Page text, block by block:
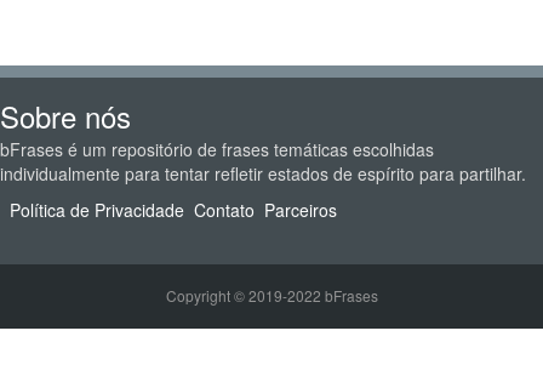
Sobre nós
bFrases é um repositório de frases temáticas escolhidas
individualmente para tentar refletir estados de espírito para partilhar.
Política de Privacidade Contato Parceiros
Copyright © 2019-2022 bFrases